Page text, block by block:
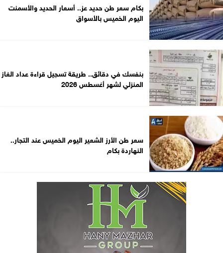
بكام سعر طن حديد عز.. أسعار الحديد والأسمنت
اليوم الخميس بالأسواق
بنفسك في دقائق.. طريقة تسجيل قراءة عداد الغاز
المنزلي لشهر أغسطس 2026
سعر طن الأرز الشعير اليوم الخميس عند التجار..
النهاردة بكام